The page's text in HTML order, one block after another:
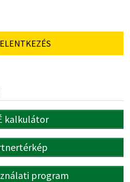
kalkulátor
program